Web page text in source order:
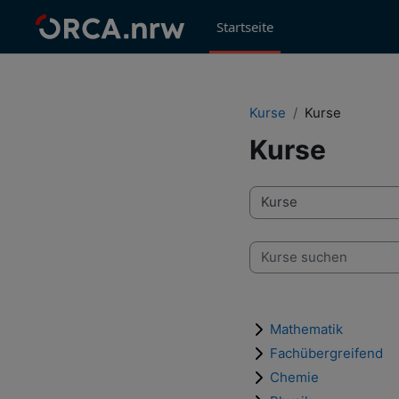
Startseite
Kurse Kurse
Kurse
Kursbereiche
Kurse suchen
Mathematik
Fachübergreifend
Chemie